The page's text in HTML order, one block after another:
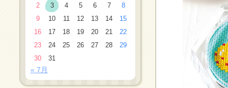
2
3 4 5 6 7
8
9
10 11 12 13 14
15
16
17 18 19 20 21
22
23
24 25 26 27 28
29
30
31
« 7月